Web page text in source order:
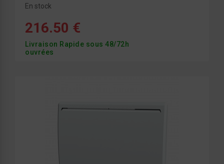
En stock
216.50 €
Livraison Rapide sous 48/72h
ouvrées